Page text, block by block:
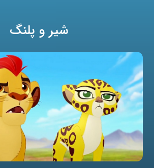
شیر و پلنگ